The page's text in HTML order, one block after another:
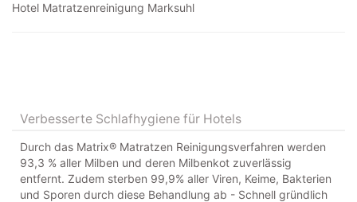
Hotel Matratzenreinigung Marksuhl
Verbesserte Schlafhygiene für Hotels
Durch das Matrix® Matratzen Reinigungsverfahren werden
93,3 % aller Milben und deren Milbenkot zuverlässig
entfernt. Zudem sterben 99,9% aller Viren, Keime, Bakterien
und Sporen durch diese Behandlung ab - Schnell gründlich